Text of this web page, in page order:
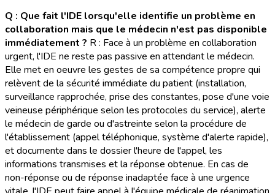
Q : Que fait l'IDE lorsqu'elle identifie un problème en
collaboration mais que le médecin n'est pas disponible
immédiatement ? R : Face à un problème en collaboration
urgent, l'IDE ne reste pas passive en attendant le médecin.
Elle met en oeuvre les gestes de sa compétence propre qui
relèvent de la sécurité immédiate du patient (installation,
surveillance rapprochée, prise des constantes, pose d'une voie
veineuse périphérique selon les protocoles du service), alerte
le médecin de garde ou d'astreinte selon la procédure de
l'établissement (appel téléphonique, système d'alerte rapide),
et documente dans le dossier l'heure de l'appel, les
informations transmises et la réponse obtenue. En cas de
non-réponse ou de réponse inadaptée face à une urgence